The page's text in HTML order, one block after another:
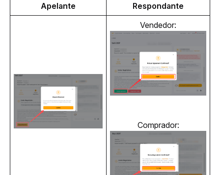
Apelante
Respondante
Vendedor:
Comprador: